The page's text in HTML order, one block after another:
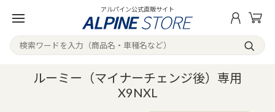
アルパイン公式直販サイト
ルーミー（マイナーチェンジ後）専用
X9NXL